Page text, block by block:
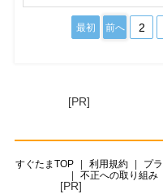
最初 前へ 2
[PR]
すぐたまTOP 利用規約 プ
不正への取り組み
[PR]